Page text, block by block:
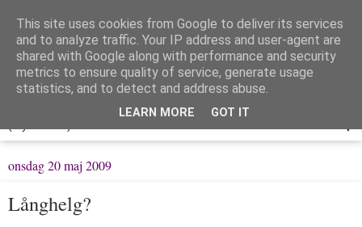
Löpning & Livet
Mitt liv, mina tankar & min träning
▼
onsdag 20 maj 2009
Långhelg?
This site uses cookies from Google to deliver its services
and to analyze traffic. Your IP address and user-agent are
shared with Google along with performance and security
metrics to ensure quality of service, generate usage
statistics, and to detect and address abuse.
LEARN MORE GOT IT